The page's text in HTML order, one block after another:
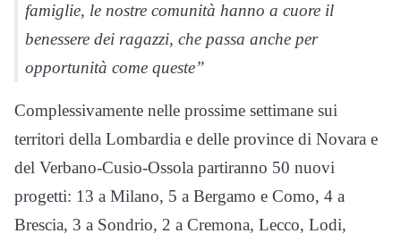
famiglie, le nostre comunità hanno a cuore il
benessere dei ragazzi, che passa anche per
opportunità come queste”
Complessivamente nelle prossime settimane sui
territori della Lombardia e delle province di Novara e
del Verbano-Cusio-Ossola partiranno 50 nuovi
progetti: 13 a Milano, 5 a Bergamo e Como, 4 a
Brescia, 3 a Sondrio, 2 a Cremona, Lecco, Lodi,